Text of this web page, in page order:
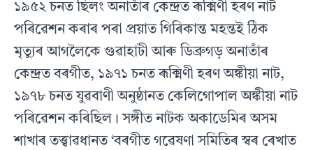
১৯৫২ চনত ছিলং অনাতাঁৰ কেন্দ্ৰত ৰূক্মিণী হৰণ নাট
পৰিৱেশন কৰাৰ পৰা প্ৰয়াত গিৰিকান্ত মহন্তই ঠিক
মৃত‍্যুৰ আগলৈকে গুৱাহাটী আৰু ডিব্ৰুগড় অনাতাঁৰ
কেন্দ্ৰত বৰগীত, ১৯৭১ চনত ৰূক্মিণী হৰণ অঙ্কীয়া নাট,
১৯৭৮ চনত যুৱবাণী অনুষ্ঠানত কেলিগোপাল অঙ্কীয়া নাট
পৰিৱেশন কৰিছিল। সঙ্গীত নাটক অকাডেমিৰ অসম
শাখাৰ তত্ত্বাৱধানত ‘বৰগীত গৱেষণা সমিতিৰ স্বৰ ৰেখাত